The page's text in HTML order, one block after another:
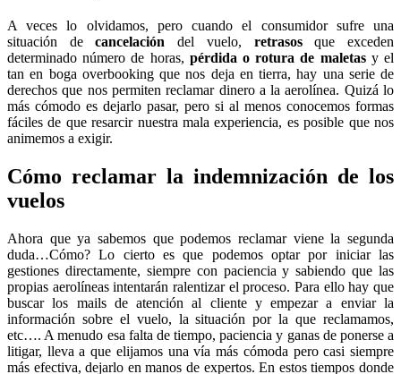
A veces lo olvidamos, pero cuando el consumidor sufre una
situación decancelación del vuelo, retrasosque exceden
determinado número de horas, pérdida o rotura de maletasy el
tan en boga overbooking que nos deja en tierra, hay una serie de
derechos que nos permiten reclamar dinero a la aerolínea. Quizá lo
más cómodo es dejarlo pasar, pero si al menos conocemos formas
fáciles de que resarcir nuestra mala experiencia, es posible que nos
animemos a exigir.
Cómo reclamar la indemnización de los
vuelos
Ahora que ya sabemos que podemos reclamar viene la segunda
duda…Cómo? Lo cierto es que podemos optar por iniciar las
gestiones directamente, siempre con paciencia y sabiendo que las
propias aerolíneas intentarán ralentizar el proceso. Para ello hay que
buscar los mails de atención al cliente y empezar a enviar la
información sobre el vuelo, la situación por la que reclamamos,
etc…. A menudo esa falta de tiempo, paciencia y ganas de ponerse a
litigar, lleva a que elijamos una vía más cómoda pero casi siempre
más efectiva, dejarlo en manos de expertos. En estos tiempos donde